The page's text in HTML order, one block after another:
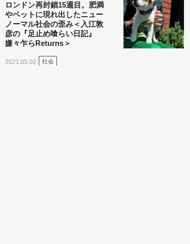
ロンドン再封鎖15週目。肥満
やペットに現れ出したニュー
ノーマル社会の歪み＜入江敦
彦の『足止め喰らい日記』
嫌々乍らReturns＞
2021.05.02 社会